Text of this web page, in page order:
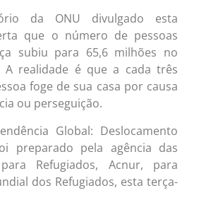
da ONU divulgado esta
que o número de pessoas
subiu para 65,6 milhões no
A realidade é que a cada três
foge de sua casa por causa
ou perseguição.
Global: Deslocamento
preparado pela agência das
Refugiados, Acnur, para
dos Refugiados, esta terça-